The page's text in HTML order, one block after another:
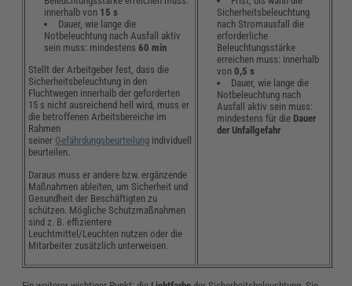
innerhalb von 15 s
Dauer, wie lange die
Notbeleuchtung nach Ausfall aktiv
sein muss: mindestens 60 min
Stellt der Arbeitgeber fest, dass die
Sicherheitsbeleuchtung in den
Fluchtwegen innerhalb der geforderten
15 s nicht ausreichend hell wird, muss er
die betroffenen Arbeitsbereiche im
Rahmen
seiner Gefährdungsbeurteilung individuell
beurteilen.
Daraus muss er andere bzw. ergänzende
Maßnahmen ableiten, um Sicherheit und
Gesundheit der Beschäftigten zu
schützen. Mögliche Schutzmaßnahmen
sind z. B. effizientere
Leuchtmittel/Leuchten nutzen oder die
Mitarbeiter zusätzlich unterweisen.
Sicherheitsbeleuchtung
nach Stromausfall die
erforderliche
Beleuchtungsstärke
erreichen muss: innerhalb
von0,5 s
Dauer, wie lange die
Notbeleuchtung nach
Ausfall aktiv sein muss:
mindestens für die Dauer
der Unfallgefahr